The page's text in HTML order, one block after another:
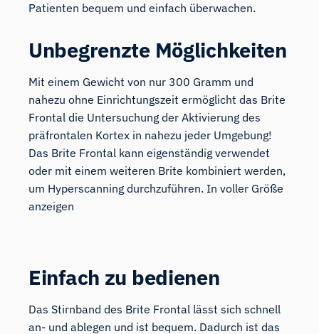
Patienten bequem und einfach überwachen.
Unbegrenzte Möglichkeiten
Mit einem Gewicht von nur 300 Gramm und
nahezu ohne Einrichtungszeit ermöglicht das Brite
Frontal die Untersuchung der Aktivierung des
präfrontalen Kortex in nahezu jeder Umgebung!
Das Brite Frontal kann eigenständig verwendet
oder mit einem weiteren Brite kombiniert werden,
um Hyperscanning durchzuführen. In voller Größe
anzeigen
Einfach zu bedienen
Das Stirnband des Brite Frontal lässt sich schnell
an- und ablegen und ist bequem. Dadurch ist das